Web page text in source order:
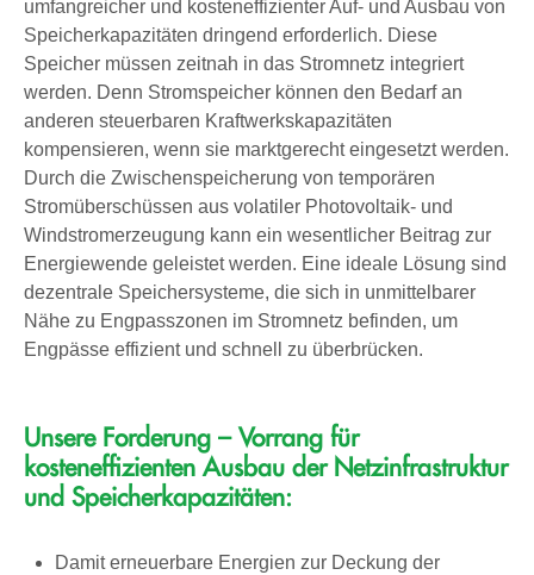
umfangreicher und kosteneffizienter Auf- und Ausbau von
Speicherkapazitäten dringend erforderlich. Diese
Speicher müssen zeitnah in das Stromnetz integriert
werden. Denn Stromspeicher können den Bedarf an
anderen steuerbaren Kraftwerkskapazitäten
kompensieren, wenn sie marktgerecht eingesetzt werden.
Durch die Zwischenspeicherung von temporären
Stromüberschüssen aus volatiler Photovoltaik- und
Windstromerzeugung kann ein wesentlicher Beitrag zur
Energiewende geleistet werden. Eine ideale Lösung sind
dezentrale Speichersysteme, die sich in unmittelbarer
Nähe zu Engpasszonen im Stromnetz befinden, um
Engpässe effizient und schnell zu überbrücken.
Unsere Forderung – Vorrang für
kosteneffizienten Ausbau der Netzinfrastruktur
und Speicherkapazitäten:
Damit erneuerbare Energien zur Deckung der